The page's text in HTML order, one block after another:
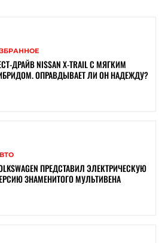
ДРАЙВ NISSAN X-TRAIL С МЯГКИМ
ОПРАВДЫВАЕТ ЛИ ОН НАДЕЖДУ?
ПРЕДСТАВИЛ ЭЛЕКТРИЧЕСКУЮ
ЗНАМЕНИТОГО МУЛЬТИВЕНА